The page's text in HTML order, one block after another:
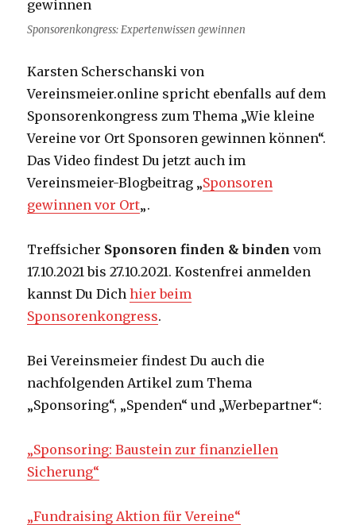
Sponsorenkongress: Expertenwissen gewinnen
Karsten Scherschanski von
Vereinsmeier.online spricht ebenfalls auf dem
Sponsorenkongress zum Thema „Wie kleine
Vereine vor Ort Sponsoren gewinnen können“.
Das Video findest Du jetzt auch im
Vereinsmeier-Blogbeitrag „Sponsoren
gewinnen vor Ort„.
Treffsicher Sponsoren finden & binden vom
17.10.2021 bis 27.10.2021. Kostenfrei anmelden
kannst Du Dichhier beim
Sponsorenkongress.
Bei Vereinsmeier findest Du auch die
nachfolgenden Artikel zum Thema
„Sponsoring“, „Spenden“ und „Werbepartner“:
„Sponsoring: Baustein zur finanziellen
Sicherung“
„Fundraising Aktion für Vereine“